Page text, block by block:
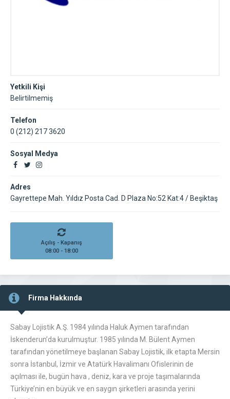
Yetkili Kişi
Belirtilmemiş
Telefon
0 (212) 217 3620
Sosyal Medya
Adres
Gayrettepe Mah. Yıldız Posta Cad. D Plaza No:52 Kat:4 / Beşiktaş
Açılış - Kapanış
08:00 - 18:00
Firma Hakkında
Sabay Lojistik A.Ş. 1984 yılında Haluk Aymen tarafından
İskenderun’da kurulmuştur. 1985 yılında M. Bülent Aymen
tarafından yönetilmeye başlanan Sabay Lojistik, ilk etapta Mersin
sonra İstanbul, İzmir ve Atatürk Havalimanı Ofislerinin de
açılması ile, bugün hava , deniz, kara ve proje taşımalarında
Türkiye’nin en büyük ve en saygın şirketleri arasında yerini